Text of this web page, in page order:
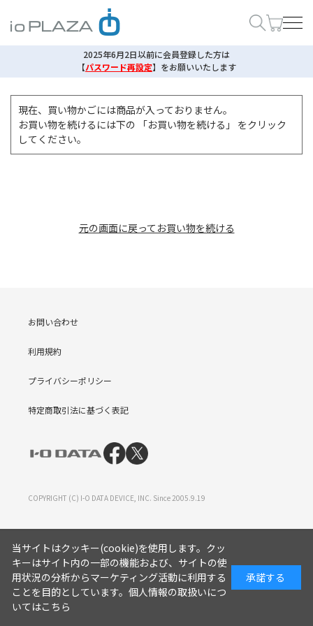
2025年6月2日以前に会員登録した方は
【パスワード再設定】 をお願いいたします
現在、買い物かごには商品が入っておりません。
お買い物を続けるには下の 「お買い物を続ける」 をクリック
してください。
元の画面に戻ってお買い物を続ける
お問い合わせ
利用規約
プライバシーポリシー
特定商取引法に基づく表記
COPYRIGHT (C) I-O DATA DEVICE, INC. Since 2005.9.19
当サイトはクッキー(cookie)を使用します。クッ
キーはサイト内の一部の機能および、サイトの使
用状況の分析からマーケティング活動に利用する
ことを目的としています。 個人情報の取扱いにつ
いてはこちら
承諾する